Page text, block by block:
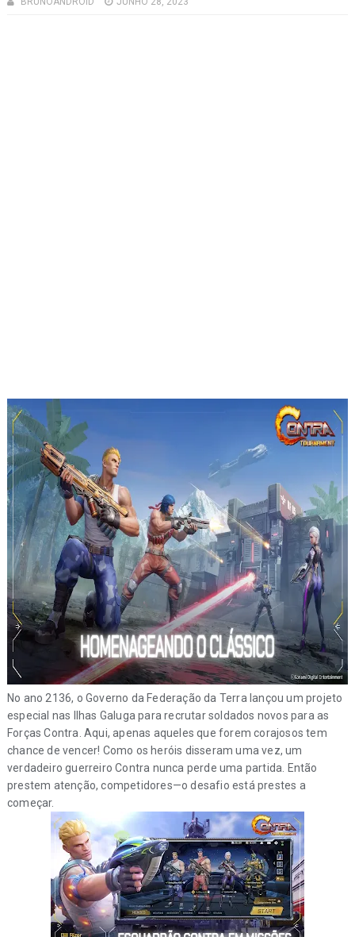
No ano 2136, o Governo da Federação da Terra lançou um projeto
especial nas Ilhas Galuga para recrutar soldados novos para as
Forças Contra. Aqui, apenas aqueles que forem corajosos tem
chance de vencer! Como os heróis disseram uma vez, um
verdadeiro guerreiro Contra nunca perde uma partida. Então
prestem atenção, competidores—o desafio está prestes a
começar.